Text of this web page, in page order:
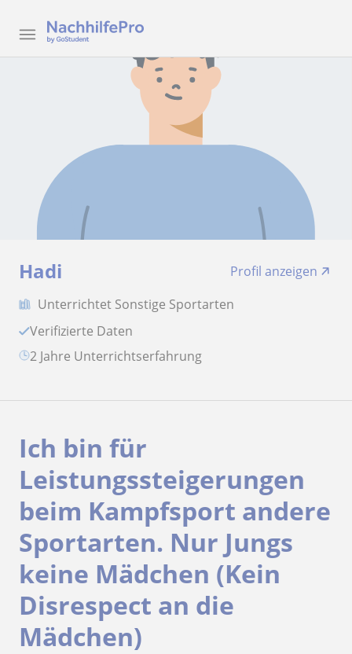
Hadi
Profil anzeigen
Unterrichtet Sonstige Sportarten
Verifizierte Daten
2 Jahre Unterrichtserfahrung
Ich bin für
Leistungssteigerungen
beim Kampfsport andere
Sportarten. Nur Jungs
keine Mädchen (Kein
Disrespect an die
Mädchen)